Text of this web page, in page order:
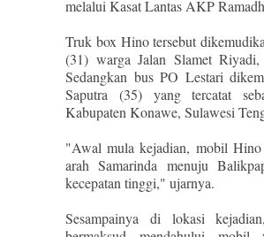
melalui Kasat Lantas AKP
Truk box Hino tersebut
(31) warga Jalan Slamet Riyadi,
Sedangkan bus PO Lestari
Saputra (35) yang tercatat
Kabupaten Konawe, Sulawesi
"Awal mula kejadian, mobil Hino
arah Samarinda menuju
kecepatan tinggi," ujarnya.
Sesampainya di lokasi